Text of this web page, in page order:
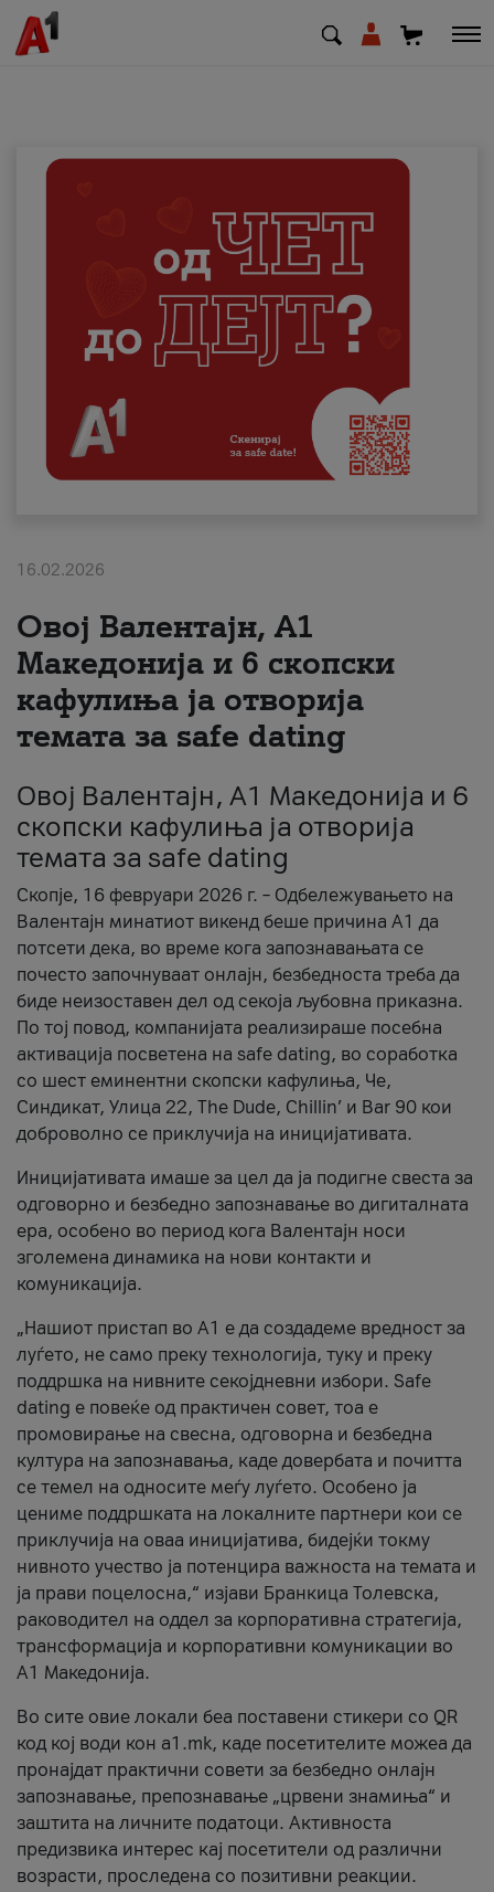
Деловни
Поддршка
Надополни кредит
Плати сметка
#ПодобарОнлајн
16.02.2026
Овој Валентајн, A1
Македонија и 6 скопски
кафулиња ја отворија
темата за safe dating
Овој Валентајн, A1 Македонија и 6
скопски кафулиња ја отворија
темата за safe dating
Скопје, 16 февруари 2026 г. – Одбележувањето на
Валентајн минатиот викенд беше причина А1 да
потсети дека, во време кога запознавањата се
почесто започнуваат онлајн, безбедноста треба да
биде неизоставен дел од секоја љубовна приказна.
По тој повод, компанијата реализираше посебна
активација посветена на safe dating, во соработка
со шест еминентни скопски кафулиња, Че,
Синдикат, Улица 22, The Dude, Chillin’ и Bar 90 кои
доброволно се приклучија на иницијативата.
Иницијативата имаше за цел да ја подигне свеста за
одговорно и безбедно запознавање во дигиталната
ера, особено во период кога Валентајн носи
зголемена динамика на нови контакти и
комуникација.
„Нашиот пристап во А1 е да создадеме вредност за
луѓето, не само преку технологија, туку и преку
поддршка на нивните секојдневни избори. Safe
dating е повеќе од практичен совет, тоа е
промовирање на свесна, одговорна и безбедна
култура на запознавања, каде довербата и почитта
се темел на односите меѓу луѓето. Особено ја
цениме поддршката на локалните партнери кои се
приклучија на оваа иницијатива, бидејќи токму
нивното учество ја потенцира важноста на темата и
ја прави поцелосна,“ изјави Бранкица Толевска,
раководител на оддел за корпоративна стратегија,
трансформација и корпоративни комуникации во
А1 Македонија.
Во сите овие локали беа поставени стикери со QR
код кој води кон a1.mk, каде посетителите можеа да
пронајдат практични совети за безбедно онлајн
запознавање, препознавање „црвени знамиња“ и
заштита на личните податоци. Активноста
предизвика интерес кај посетители од различни
возрасти, проследена со позитивни реакции.